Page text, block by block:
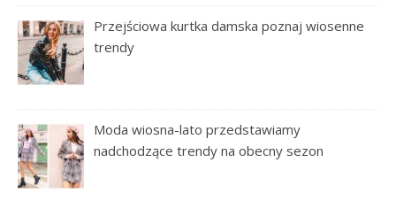
Przejściowa kurtka damska poznaj wiosenne
trendy
Moda wiosna-lato przedstawiamy
nadchodzące trendy na obecny sezon